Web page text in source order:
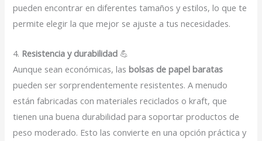
pueden encontrar en diferentes tamaños y estilos, lo que te
permite elegir la que mejor se ajuste a tus necesidades.
4. Resistencia y durabilidad 💪
Aunque sean económicas, lasbolsas de papel baratas
pueden ser sorprendentemente resistentes. A menudo
están fabricadas con materiales reciclados o kraft, que
tienen una buena durabilidad para soportar productos de
peso moderado. Esto las convierte en una opción práctica y